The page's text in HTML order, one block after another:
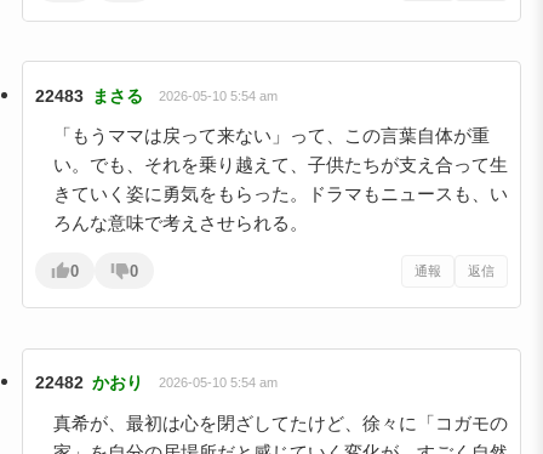
22483 まさる 2026-05-10 5:54 am
「もうママは戻って来ない」って、この言葉自体が重
い。でも、それを乗り越えて、子供たちが支え合って生
きていく姿に勇気をもらった。ドラマもニュースも、い
ろんな意味で考えさせられる。
0 0 通報 返信
22482 かおり 2026-05-10 5:54 am
真希が、最初は心を閉ざしてたけど、徐々に「コガモの